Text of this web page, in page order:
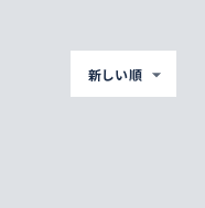
新しい順